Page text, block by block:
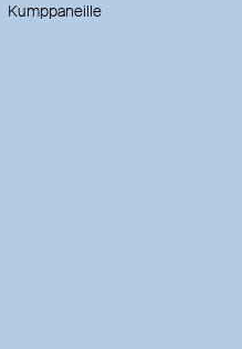
Kumppaneille